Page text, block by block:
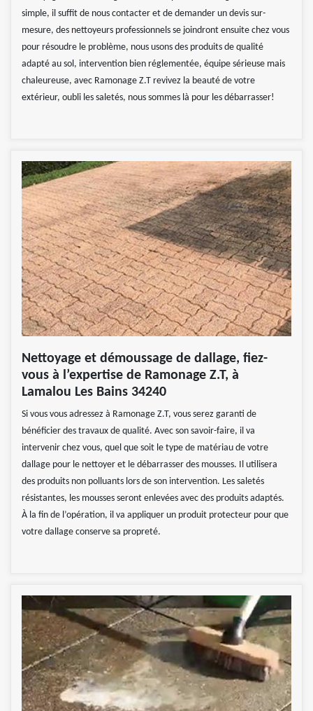
simple, il suffit de nous contacter et de demander un devis sur-
mesure, des nettoyeurs professionnels se joindront ensuite chez vous
pour résoudre le problème, nous usons des produits de qualité
adapté au sol, intervention bien réglementée, équipe sérieuse mais
chaleureuse, avec Ramonage Z.T revivez la beauté de votre
extérieur, oubli les saletés, nous sommes là pour les débarrasser!
Nettoyage et démoussage de dallage, fiez-
vous à l’expertise de Ramonage Z.T, à
Lamalou Les Bains 34240
Si vous vous adressez à Ramonage Z.T, vous serez garanti de
bénéficier des travaux de qualité. Avec son savoir-faire, il va
intervenir chez vous, quel que soit le type de matériau de votre
dallage pour le nettoyer et le débarrasser des mousses. Il utilisera
des produits non polluants lors de son intervention. Les saletés
résistantes, les mousses seront enlevées avec des produits adaptés.
À la fin de l’opération, il va appliquer un produit protecteur pour que
votre dallage conserve sa propreté.